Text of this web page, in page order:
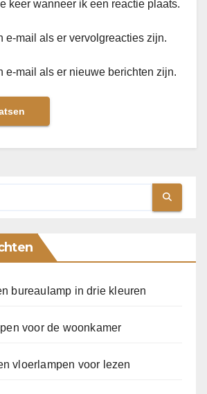
keer wanneer ik een reactie plaats.
e-mail als er vervolgreacties zijn.
e-mail als er nieuwe berichten zijn.
bureaulamp in drie kleuren
voor de woonkamer
vloerlampen voor lezen